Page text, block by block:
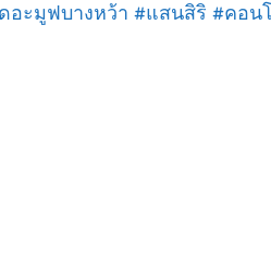
อะมูฟบางหว้า #แสนสิริ #คอ